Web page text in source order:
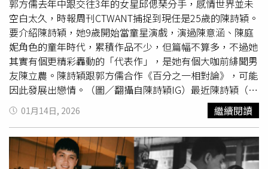
針灸，再結合西醫的專業建議，使青春痘逐步改善，也讓患
者恢復了更穩定的睡眠與身心平衡。「有患者因為一直流汗
來找我，但我判斷是心臟問題，他回診一看已經心衰竭
了」。方宇心說，大學時累積的紮實功底讓她能通盤檢視患
者症狀，流汗症狀在中醫看是濕氣累積，會以祛溼方式調
理，但她判斷該位患者是因心衰竭而排水能力變差，水腫導
致體重難以下降，體重下不去自然容易流汗和喘，所幸經她
提醒，患者及時就醫後已無大礙。黎安瑟診所佈置主打溫馨
優雅，讓患者在專業與溫暖的照護中找回身心平衡。（圖／
黃耀徵攝）但方宇心過去在大型醫院任職，3小時看百位患
者是常態，難以細心了解每一個人的身心狀況，她因而選擇
自行開業，讓自己成為患者的「盟友」，初診往往需花費一
郭方儒去年中跟交往3年的女星邱偲琹分手，感情世界並未
空白太久，時報周刊CTWANT捕捉到現任是25歲的陳詩穎。
要介紹陳詩穎，她9歲開始當童星演戲，演過陳意涵、陳庭
妮角色的童年時代，累積作品不少，但篇幅不算多，不過她
其實有個更精彩轟動的「代表作」，是她有個大咖前緋聞男
友陳立農。陳詩穎跟郭方儒合作《百分之一相對論》，可能
因此發展出戀情。（圖／翻攝自陳詩穎IG）最近陳詩穎（前
排中）在郭方儒執導的《百分之一相對論》露臉。（圖／翻
攝自陳詩穎IG）郭方儒（左一）與陳詩穎（右一）在2021
年曾合作戲劇《如果花知道》，巧的是前任邱偲琹（左二）
也有演出。（圖／本刊攝影組）陳詩穎長相甜美，擁有水汪
汪大眼，曾被網友評價她神似韓星閔孝琳，學生時期更登上
01月14日, 2026 繼續閱讀